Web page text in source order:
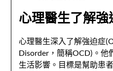
心理醫生了解
心理醫生深入了解強迫症
Disorder，簡稱OCD)。他
生活影響。目標是幫助患